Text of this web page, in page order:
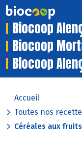
Biocoop
Biocoop
Biocoop
Accueil
Toutes nos
Céréales aux